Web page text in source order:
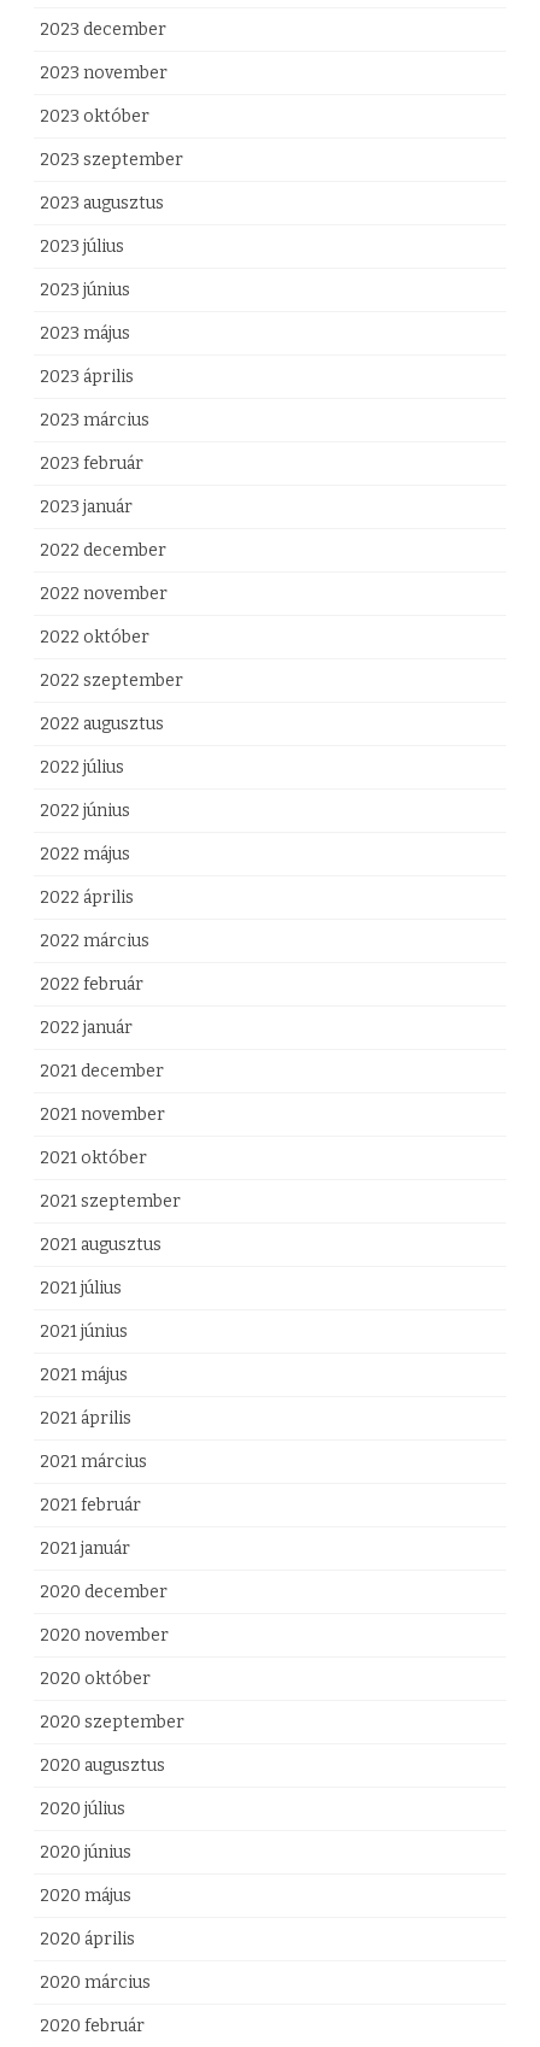
2023 december
2023 november
2023 október
2023 szeptember
2023 augusztus
2023 július
2023 június
2023 május
2023 április
2023 március
2023 február
2023 január
2022 december
2022 november
2022 október
2022 szeptember
2022 augusztus
2022 július
2022 június
2022 május
2022 április
2022 március
2022 február
2022 január
2021 december
2021 november
2021 október
2021 szeptember
2021 augusztus
2021 július
2021 június
2021 május
2021 április
2021 március
2021 február
2021 január
2020 december
2020 november
2020 október
2020 szeptember
2020 augusztus
2020 július
2020 június
2020 május
2020 április
2020 március
2020 február